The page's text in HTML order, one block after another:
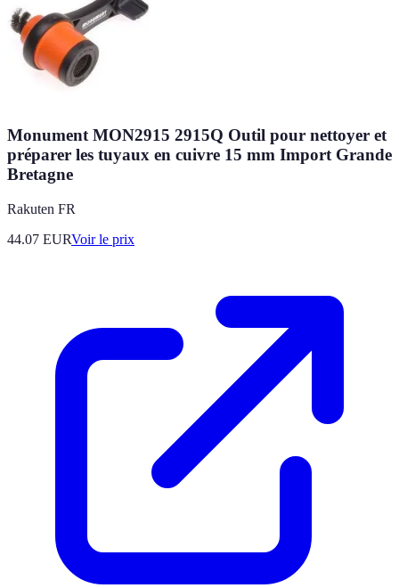
Monument MON2915 2915Q Outil pour nettoyer et
préparer les tuyaux en cuivre 15 mm Import Grande
Bretagne
Rakuten FR
44.07 EURVoir le prix